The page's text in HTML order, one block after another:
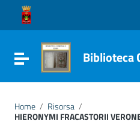
Vai ai contenuti
Vai al menu di navigazione
Vai al footer
Attiva / disattiva laBiblioteca
Home / Risorsa /
HIERONYMI FRACASTORII